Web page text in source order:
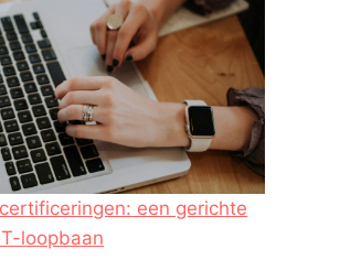
een gerichte
loopbaan